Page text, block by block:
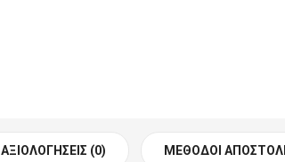
ΑΞΙΟΛΟΓΉΣΕΙΣ (0) ΜΈΘΟΔΟΙ